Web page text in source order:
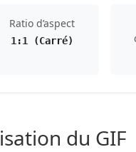
Ratio d’aspect
1:1 (Carré)
du GIF